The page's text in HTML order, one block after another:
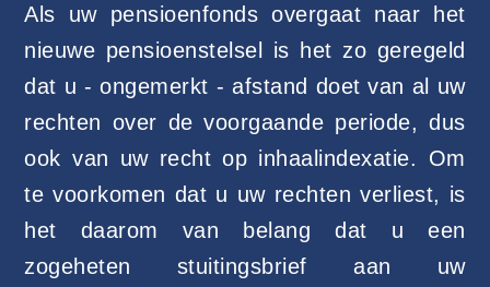
Als uw pensioenfonds overgaat naar het
nieuwe pensioenstelsel is het zo geregeld
dat u - ongemerkt - afstand doet van al uw
rechten over de voorgaande periode, dus
ook van uw recht op inhaalindexatie. Om
te voorkomen dat u uw rechten verliest, is
het daarom van belang dat u een
zogeheten stuitingsbrief aan uw